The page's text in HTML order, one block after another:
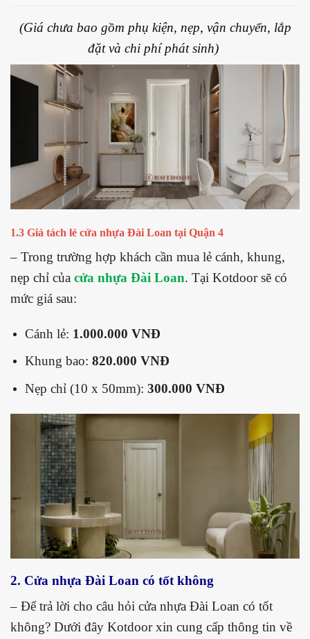
(Giá chưa bao gồm phụ kiện, nẹp, vận chuyển, lắp
đặt và chi phí phát sinh)
1.3 Giá tách lẻ cửa nhựa Đài Loan tại Quận 4
– Trong trường hợp khách cần mua lẻ cánh, khung,
nẹp chỉ của cửa nhựa Đài Loan. Tại Kotdoor sẽ có
mức giá sau:
Cánh lẻ: 1.000.000 VNĐ
Khung bao: 820.000 VNĐ
Nẹp chỉ (10 x 50mm): 300.000 VNĐ
2. Cửa nhựa Đài Loan có tốt không
– Để trả lời cho câu hỏi cửa nhựa Đài Loan có tốt
không? Dưới đây Kotdoor xin cung cấp thông tin về